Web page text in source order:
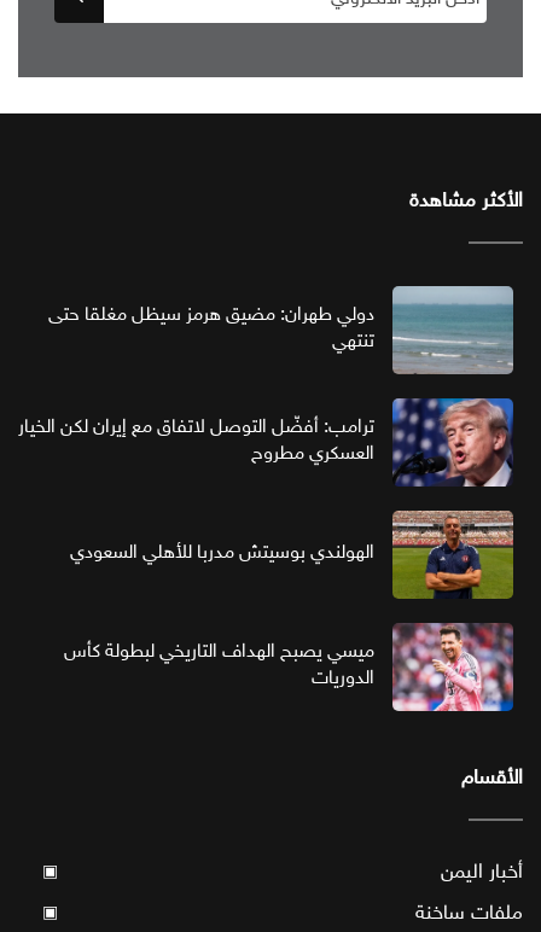
الأكثر مشاهدة
دولي طهران: مضيق هرمز سيظل مغلقا حتى
تنتهي
ترامب: أفضّل التوصل لاتفاق مع إيران لكن الخيار
العسكري مطروح
الهولندي بوسيتش مدربا للأهلي السعودي
ميسي يصبح الهداف التاريخي لبطولة كأس
الدوريات
الأقسام
أخبار اليمن ▣
ملفات ساخنة ▣